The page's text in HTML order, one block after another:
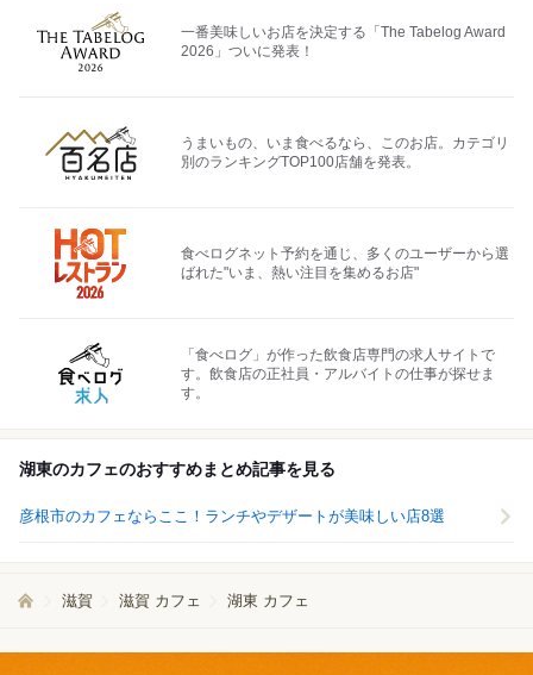
一番美味しいお店を決定する「The Tabelog Award
2026」ついに発表！
うまいもの、いま食べるなら、このお店。カテゴリ
別のランキングTOP100店舗を発表。
食べログネット予約を通じ、多くのユーザーから選
ばれた"いま、熱い注目を集めるお店"
「食べログ」が作った飲食店専門の求人サイトで
す。飲食店の正社員・アルバイトの仕事が探せま
す。
湖東のカフェのおすすめまとめ記事を見る
彦根市のカフェならここ！ランチやデザートが美味しい店8選
滋賀 滋賀 カフェ 湖東 カフェ